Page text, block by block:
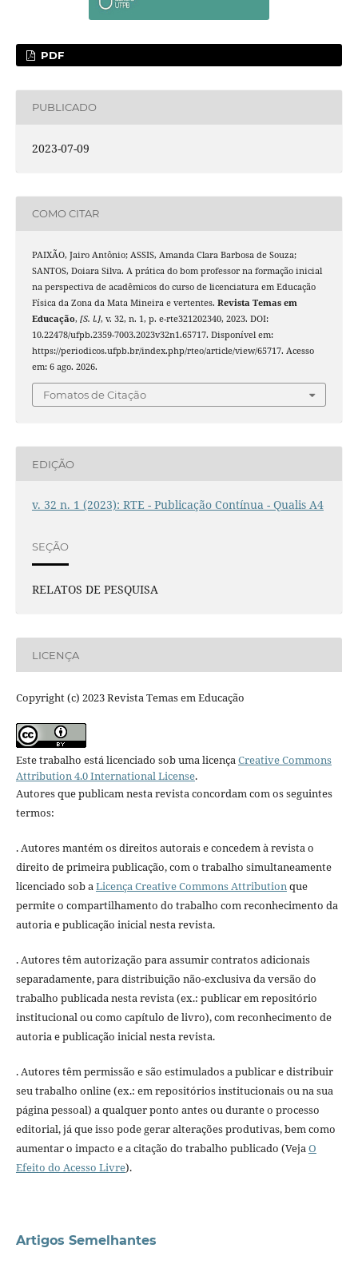
PDF
PUBLICADO
2023-07-09
COMO CITAR
PAIXÃO, Jairo Antônio; ASSIS, Amanda Clara Barbosa de Souza;
SANTOS, Doiara Silva. A prática do bom professor na formação inicial
na perspectiva de acadêmicos do curso de licenciatura em Educação
Física da Zona da Mata Mineira e vertentes. Revista Temas em
Educação, [S. l.], v. 32, n. 1, p. e-rte321202340, 2023. DOI:
10.22478/ufpb.2359-7003.2023v32n1.65717. Disponível em:
https://periodicos.ufpb.br/index.php/rteo/article/view/65717. Acesso
em: 6 ago. 2026.
Fomatos de Citação
EDIÇÃO
v. 32 n. 1 (2023): RTE - Publicação Contínua - Qualis A4
SEÇÃO
RELATOS DE PESQUISA
LICENÇA
Copyright (c) 2023 Revista Temas em Educação
Este trabalho está licenciado sob uma licençaCreative Commons
Attribution 4.0 International License.
Autores que publicam nesta revista concordam com os seguintes
termos:
. Autores mantém os direitos autorais e concedem à revista o
direito de primeira publicação, com o trabalho simultaneamente
licenciado sob aLicença Creative Commons Attributionque
permite o compartilhamento do trabalho com reconhecimento da
autoria e publicação inicial nesta revista.
. Autores têm autorização para assumir contratos adicionais
separadamente, para distribuição não-exclusiva da versão do
trabalho publicada nesta revista (ex.: publicar em repositório
institucional ou como capítulo de livro), com reconhecimento de
autoria e publicação inicial nesta revista.
. Autores têm permissão e são estimulados a publicar e distribuir
seu trabalho online (ex.: em repositórios institucionais ou na sua
página pessoal) a qualquer ponto antes ou durante o processo
editorial, já que isso pode gerar alterações produtivas, bem como
aumentar o impacto e a citação do trabalho publicado (VejaO
Efeito do Acesso Livre).
Artigos Semelhantes